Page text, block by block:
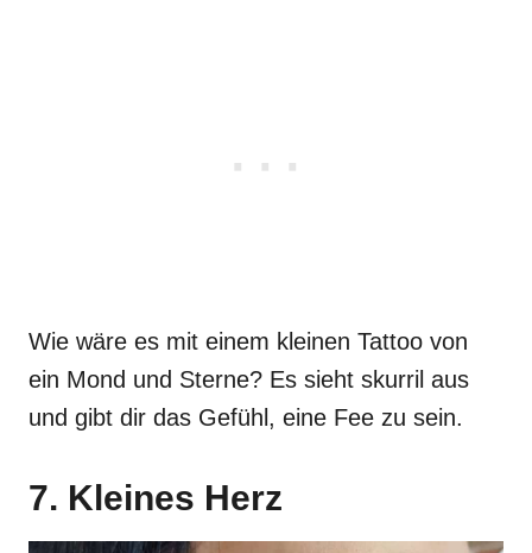
Wie wäre es mit einem kleinen Tattoo von
ein Mond und Sterne? Es sieht skurril aus
und gibt dir das Gefühl, eine Fee zu sein.
7. Kleines Herz